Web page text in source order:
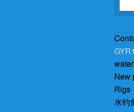
关
东
串
钩
1
号
New
Rigs
水钓